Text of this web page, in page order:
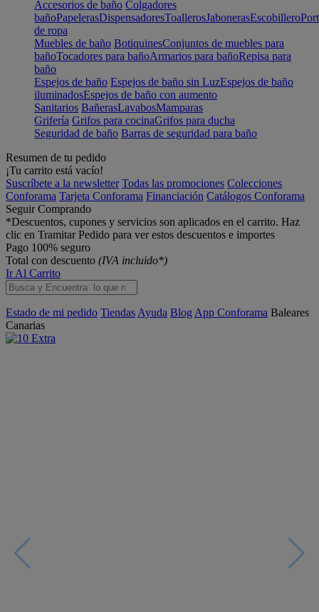
Accesorios de baño Colgadores
bañoPapelerasDispensadoresToallerosJabonerasEscobillero
de ropa
Muebles de baño BotiquinesConjuntos de muebles para
bañoTocadores para bañoArmarios para bañoRepisa para
baño
Espejos de baño Espejos de baño sin LuzEspejos de baño
iluminadosEspejos de baño con aumento
Sanitarios BañerasLavabosMamparas
Grifería Grifos para cocinaGrifos para ducha
Seguridad de baño Barras de seguridad para baño
Resumen de tu pedido
¡Tu carrito está vacío!
Suscríbete a la newsletter Todas las promociones Colecciones
Conforama Tarjeta Conforama Financiación Catálogos Conforama
Seguir Comprando
*Descuentos, cupones y servicios son aplicados en el carrito. Haz
clic en Tramitar Pedido para ver estos descuentos e importes
Pago 100% seguro
Total con descuento (IVA incluido*)
Ir Al Carrito
Estado de mi pedido Tiendas Ayuda Blog App Conforama Baleares
Canarias